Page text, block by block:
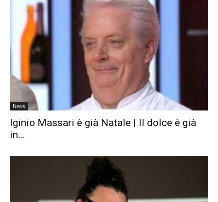
News
Iginio Massari è già Natale | Il dolce è già
in...